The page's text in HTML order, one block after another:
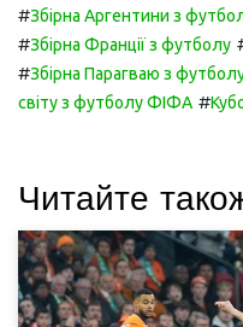
#Збірна Аргентини з
#Збірна Франції з футболу
#Збірна Парагваю з
світу з футболу ФІФА #
Читайте